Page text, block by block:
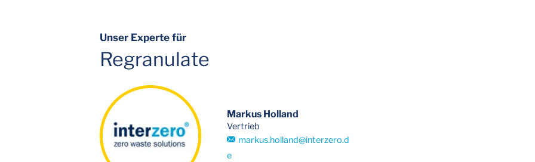
Unser Experte für
Regranulate
Markus Holland
Vertrieb
markus.holland@interzero.d
e